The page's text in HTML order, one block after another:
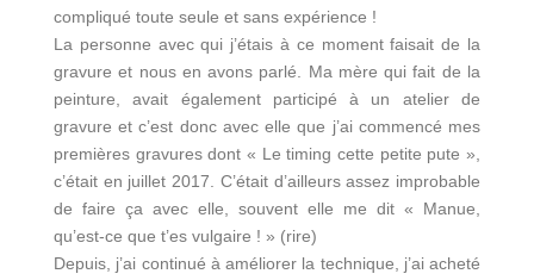
compliqué toute seule et sans expérience !
La personne avec qui j’étais à ce moment faisait de la
gravure et nous en avons parlé. Ma mère qui fait de la
peinture, avait également participé à un atelier de
gravure et c’est donc avec elle que j’ai commencé mes
premières gravures dont « Le timing cette petite pute »,
c’était en juillet 2017. C’était d’ailleurs assez improbable
de faire ça avec elle, souvent elle me dit « Manue,
qu’est-ce que t’es vulgaire ! » (rire)
Depuis, j’ai continué à améliorer la technique, j’ai acheté